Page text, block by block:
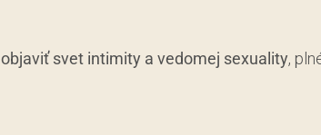
objaviť svet intimity a vedomej sexuality,